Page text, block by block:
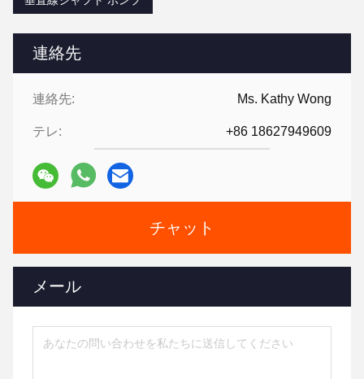
連絡先
連絡先: Ms. Kathy Wong
テレ: +86 18627949609
チャット
メール